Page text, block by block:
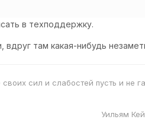
в техподдержку.
там какая-нибудь
сил и слабостей пусть и не
Уильям